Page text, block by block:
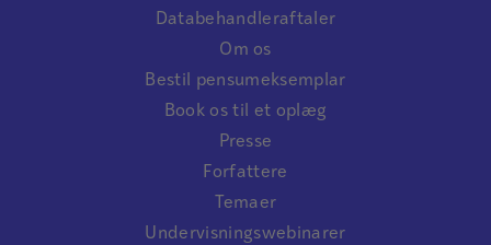
Databehandleraftaler
Om os
Bestil pensumeksemplar
Book os til et oplæg
Presse
Forfattere
Temaer
Undervisningswebinarer